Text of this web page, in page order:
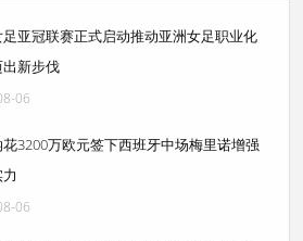
亚冠联赛正式启动推动亚洲女足职业化
新步伐
06
3200万欧元签下西班牙中场梅里诺增强
06